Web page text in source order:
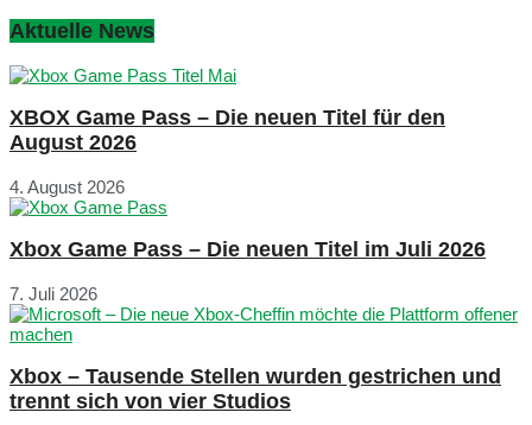
Aktuelle News
XBOX Game Pass – Die neuen Titel für den
August 2026
4. August 2026
Xbox Game Pass – Die neuen Titel im Juli 2026
7. Juli 2026
Xbox – Tausende Stellen wurden gestrichen und
trennt sich von vier Studios